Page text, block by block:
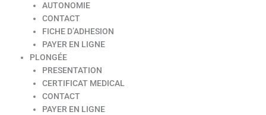
AUTONOMIE
CONTACT
FICHE D’ADHESION
PAYER EN LIGNE
PLONGÉE
PRESENTATION
CERTIFICAT MEDICAL
CONTACT
PAYER EN LIGNE